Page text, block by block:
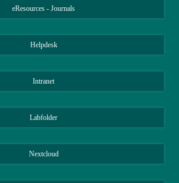
eResources - Journals
Helpdesk
Intranet
Labfolder
Nextcloud